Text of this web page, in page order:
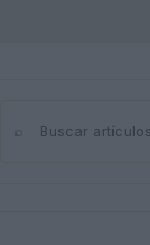
Buscar